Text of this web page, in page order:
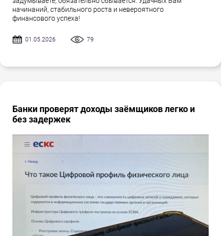
начинаний, стабильного роста и невероятного
финансового успеха!
01.05.2026 79
Банки проверят доходы заёмщиков легко и
без задержек